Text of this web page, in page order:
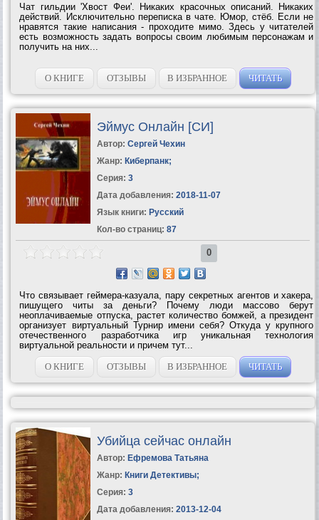
Чат гильдии 'Хвост Феи'. Никаких красочных описаний. Никаких
действий. Исключительно переписка в чате. Юмор, стёб. Если не
нравятся такие написания - проходите мимо. Здесь у читателей
есть возможность задать вопросы своим любимым персонажам и
получить на них...
О КНИГЕ ОТЗЫВЫ В ИЗБРАННОЕ ЧИТАТЬ
Эймус Онлайн [СИ]
Автор: Сергей Чехин
Жанр: Киберпанк;
Серия: 3
Дата добавления: 2018-11-07
Язык книги: Русский
Кол-во страниц: 87
0
Что связывает геймера-казуала, пару секретных агентов и хакера,
пишущего читы за деньги? Почему люди массово берут
неоплачиваемые отпуска, растет количество бомжей, а президент
организует виртуальный Турнир имени себя? Откуда у крупного
отечественного разработчика игр уникальная технология
виртуальной реальности и причем тут...
О КНИГЕ
ОТЗЫВЫ В ИЗБРАННОЕ ЧИТАТЬ
Убийца сейчас онлайн
Автор: Ефремова Татьяна
Жанр: Книги Детективы;
Серия: 3
Дата добавления: 2013-12-04